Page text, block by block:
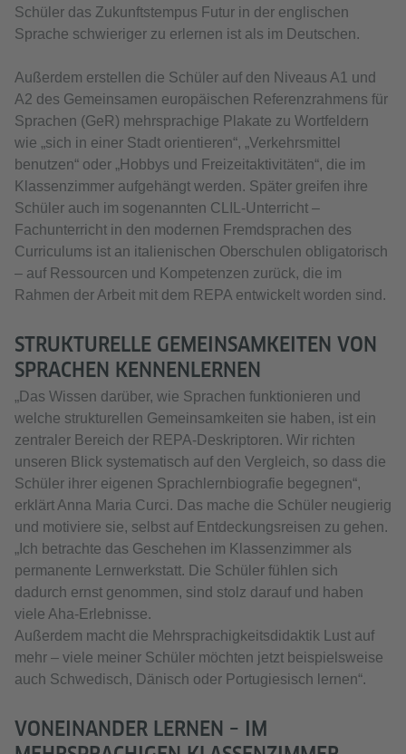
Schüler das Zukunftstempus Futur in der englischen
Sprache schwieriger zu erlernen ist als im Deutschen.
Außerdem erstellen die Schüler auf den Niveaus A1 und
A2 des Gemeinsamen europäischen Referenzrahmens für
Sprachen (GeR) mehrsprachige Plakate zu Wortfeldern
wie „sich in einer Stadt orientieren“, „Verkehrsmittel
benutzen“ oder „Hobbys und Freizeitaktivitäten“, die im
Klassenzimmer aufgehängt werden. Später greifen ihre
Schüler auch im sogenannten CLIL-Unterricht –
Fachunterricht in den modernen Fremdsprachen des
Curriculums ist an italienischen Oberschulen obligatorisch
– auf Ressourcen und Kompetenzen zurück, die im
Rahmen der Arbeit mit dem REPA entwickelt worden sind.
STRUKTURELLE GEMEINSAMKEITEN VON
SPRACHEN KENNENLERNEN
„Das Wissen darüber, wie Sprachen funktionieren und
welche strukturellen Gemeinsamkeiten sie haben, ist ein
zentraler Bereich der REPA-Deskriptoren. Wir richten
unseren Blick systematisch auf den Vergleich, so dass die
Schüler ihrer eigenen Sprachlernbiografie begegnen“,
erklärt Anna Maria Curci. Das mache die Schüler neugierig
und motiviere sie, selbst auf Entdeckungsreisen zu gehen.
„Ich betrachte das Geschehen im Klassenzimmer als
permanente Lernwerkstatt. Die Schüler fühlen sich
dadurch ernst genommen, sind stolz darauf und haben
viele Aha-Erlebnisse.
Außerdem macht die Mehrsprachigkeitsdidaktik Lust auf
mehr – viele meiner Schüler möchten jetzt beispielsweise
auch Schwedisch, Dänisch oder Portugiesisch lernen“.
VONEINANDER LERNEN – IM